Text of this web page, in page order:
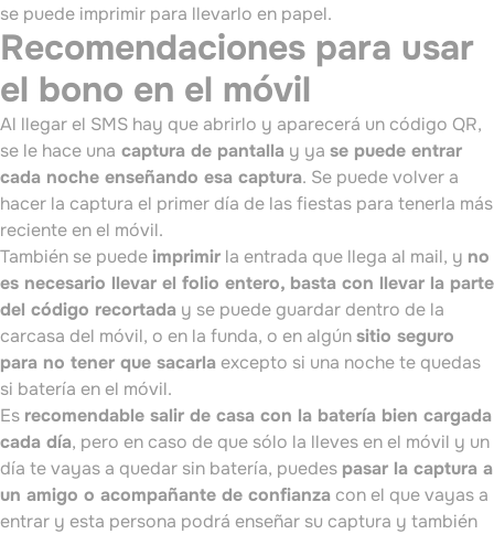
se puede imprimir para llevarlo en papel.
Recomendaciones para usar
el bono en el móvil
Al llegar el SMS hay que abrirlo y aparecerá un código QR,
se le hace una captura de pantalla y ya se puede entrar
cada noche enseñando esa captura. Se puede volver a
hacer la captura el primer día de las fiestas para tenerla más
reciente en el móvil.
También se puedeimprimir la entrada que llega al mail, y no
es necesario llevar el folio entero, basta con llevar la parte
del código recortada y se puede guardar dentro de la
carcasa del móvil, o en la funda, o en algúnsitio seguro
para no tener que sacarla excepto si una noche te quedas
si batería en el móvil.
Es recomendable salir de casa con la batería bien cargada
cada día, pero en caso de que sólo la lleves en el móvil y un
día te vayas a quedar sin batería, puedes pasar la captura a
un amigo o acompañante de confianza con el que vayas a
entrar y esta persona podrá enseñar su captura y también